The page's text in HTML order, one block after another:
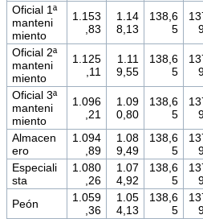
Oficial 1ª
manteni
miento
1.153
,83
1.14
8,13
138,6
5
Oficial 2ª
manteni
miento
1.125
,11
1.11
9,55
138,6
5
Oficial 3ª
manteni
miento
1.096
,21
1.09
0,80
138,6
5
Almacen
ero
1.094
,89
1.08
9,49
138,6
5
Especiali
sta
1.080
,26
1.07
4,92
138,6
5
Peón
1.059
,36
1.05
4,13
138,6
5